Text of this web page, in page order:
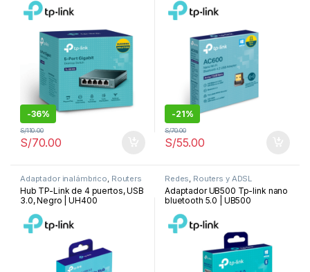
240VAC.
-36%
S/70.00
S/110.00
-21%
S/55.00
S/70.00
Adaptador inalámbrico Routers
y ADSL
Hub TP-Link de 4 puertos, USB
3.0, Negro | UH400
Redes Routers y ADSL
Adaptador UB500 Tp-link nano
bluetooth 5.0 | UB500